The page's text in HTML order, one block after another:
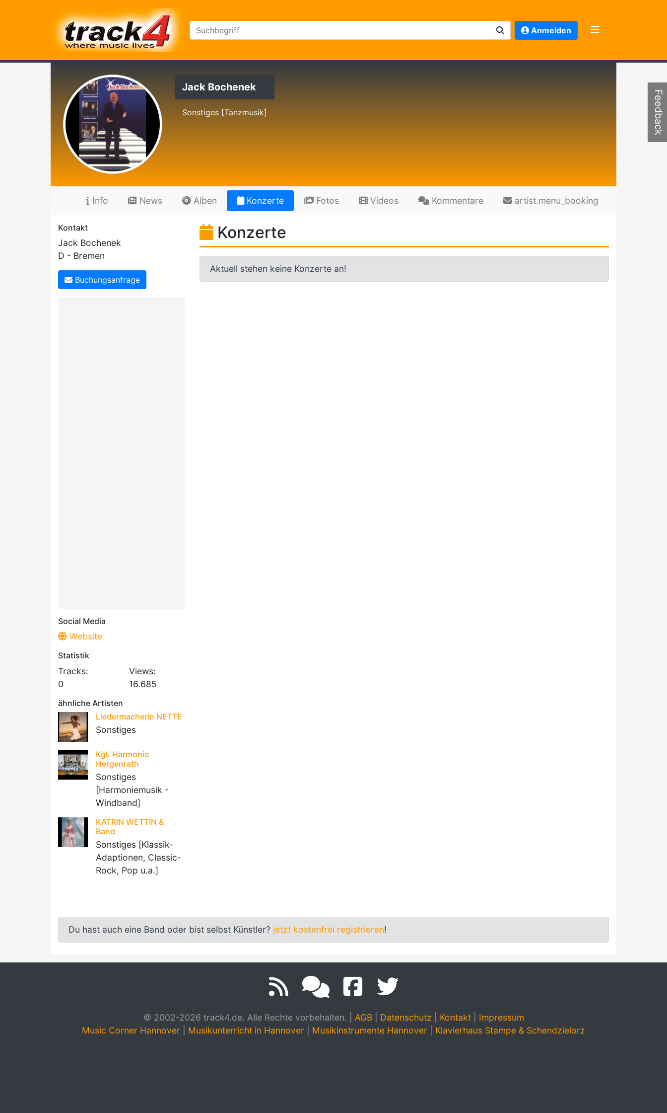
Anmelden
Jack Bochenek
Sonstiges [Tanzmusik]
Info News Alben Konzerte Fotos Videos Kommentare artist.menu_booking
Kontakt
Jack Bochenek
D - Bremen
Buchungsanfrage
Social Media
Website
Statistik
Tracks:
0
Views:
16.685
ähnliche Artisten
Liedermacherin NETTE
Sonstiges
Kgl. Harmonie
Hergenrath
Sonstiges
[Harmoniemusik -
Windband]
KATRIN WETTIN &
Band
Sonstiges [Klassik-
Adaptionen, Classic-
Rock, Pop u.a.]
Konzerte
Aktuell stehen keine Konzerte an!
Du hast auch eine Band oder bist selbst Künstler? jetzt kostenfrei registrieren!
© 2002-2026 track4.de. Alle Rechte vorbehalten. AGB| Datenschutz Kontakt| Impressum
Music Corner Hannover
Musikunterricht in Hannover Musikinstrumente Hannover Klavierhaus Stampe & Schendzielorz
Feedback